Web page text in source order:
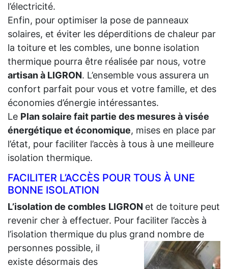
l’électricité.
Enfin, pour optimiser la pose de panneaux
solaires, et éviter les déperditions de chaleur par
la toiture et les combles, une bonne isolation
thermique pourra être réalisée par nous, votre
artisan à LIGRON. L’ensemble vous assurera un
confort parfait pour vous et votre famille, et des
économies d’énergie intéressantes.
Le Plan solaire fait partie des mesures à visée
énergétique et économique, mises en place par
l’état, pour faciliter l’accès à tous à une meilleure
isolation thermique.
FACILITER L’ACCÈS POUR TOUS À UNE
BONNE ISOLATION
L’isolation de combles LIGRON et de toiture peut
revenir cher à effectuer. Pour faciliter l’accès à
l’isolation thermique du plus grand nombre de
personnes possible, il
existe désormais des